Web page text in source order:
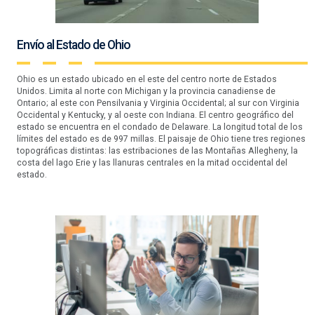
Envío al Estado de Ohio
Ohio es un estado ubicado en el este del centro norte de Estados
Unidos. Limita al norte con Michigan y la provincia canadiense de
Ontario; al este con Pensilvania y Virginia Occidental; al sur con Virginia
Occidental y Kentucky, y al oeste con Indiana. El centro geográfico del
estado se encuentra en el condado de Delaware. La longitud total de los
límites del estado es de 997 millas. El paisaje de Ohio tiene tres regiones
topográficas distintas: las estribaciones de las Montañas Allegheny, la
costa del lago Erie y las llanuras centrales en la mitad occidental del
estado.